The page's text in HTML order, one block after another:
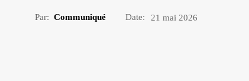
Par: Communiqué Date: 21 mai 2026